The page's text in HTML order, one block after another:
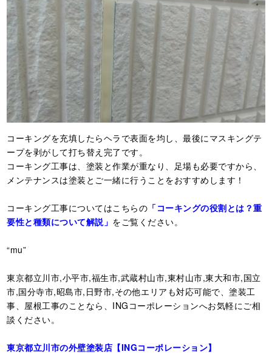
コーキングを充填したらヘラで表面を均し、最後にマスキングテ
ープを剥がして打ち替え完了です。
コーキング工事は、塗装と作業が重なり、足場も必要ですから、
メンテナンスは塗装とご一緒に行うことをおすすめします！
コーキング工事についてはこちらの 「コーキングの役割とは？重
要性と種類について解説」 をご覧ください。
“mu”
東京都立川市,小平市,福生市,武蔵村山市,東村山市,東大和市,国立
市,国分寺市,昭島市,日野市,その他エリアも対応可能で、塗装工
事、屋根工事のことなら、INGコーポレーションへお気軽にご相
談ください。
東京都立川市の外壁塗装店【INGコーポレーション】